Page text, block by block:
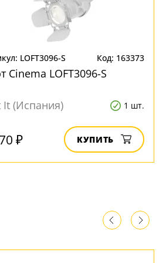
LOFT3096-S Код: 163373
Cinema LOFT3096-S
It (Испания) 1 шт.
₽ КУПИТЬ